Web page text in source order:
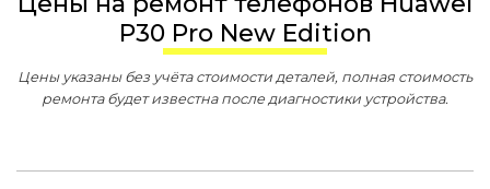
P30 Pro New Edition
Цены указаны без учёта стоимости деталей, полная стоимость
ремонта будет известна после диагностики устройства.